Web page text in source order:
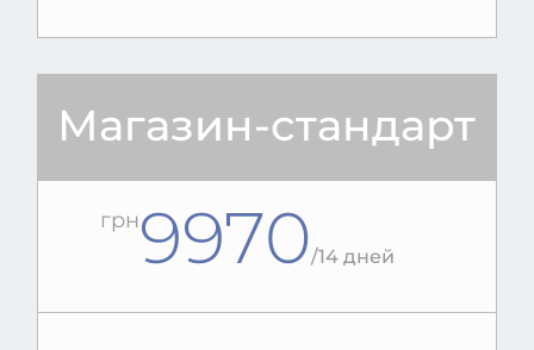
Магазин-стандарт
грн9970/14 дней